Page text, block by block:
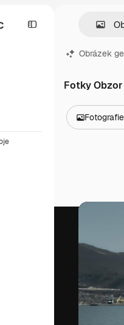
Obrázek
Fotky
Fotografie
Videa
Ikony
3D modely